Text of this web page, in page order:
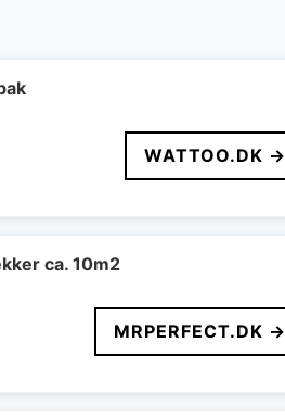
WATTOO.DK →
ca. 10m2
MRPERFECT.DK →